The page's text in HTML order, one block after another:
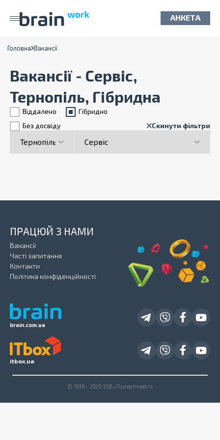
АНКЕТА
Головна Вакансії
Вакансії - Сервіс,
Тернопіль, Гібридна
Віддалено
Гiбридно
Без досвіду
Скинути фільтри
brain.com.ua
ПРАЦЮЙ З НАМИ
Вакансії
Часті запитання
Контакти
Політика конфіденційності
itbox.ua
© 1996 - 2026 ТОВ «Приватінвест»